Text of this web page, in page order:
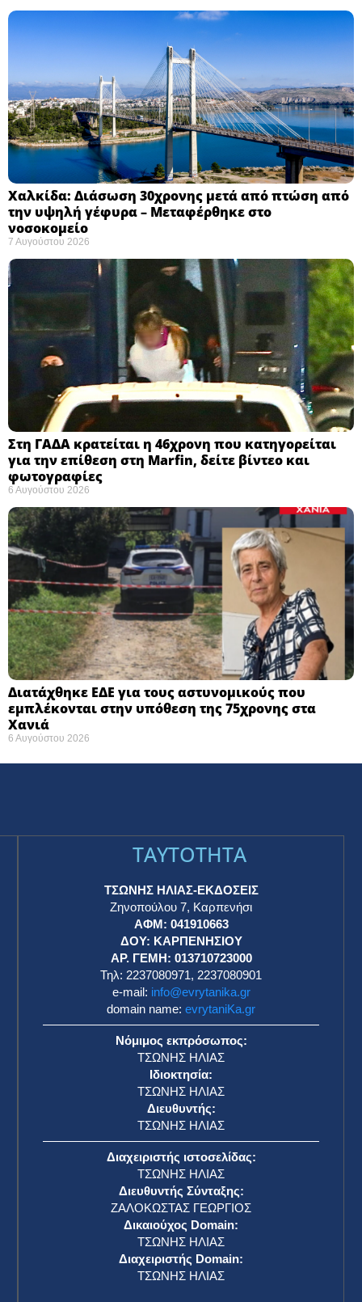
Χαλκίδα: Διάσωση 30χρονης μετά από πτώση από
την υψηλή γέφυρα – Μεταφέρθηκε στο
νοσοκομείο ​
7 Αυγούστου 2026
Στη ΓΑΔΑ κρατείται η 46χρονη που κατηγορείται
για την επίθεση στη Marfin, δείτε βίντεο και
φωτογραφίες
6 Αυγούστου 2026
Διατάχθηκε ΕΔΕ για τους αστυνομικούς που
εμπλέκονται στην υπόθεση της 75χρονης στα
Χανιά
6 Αυγούστου 2026
TAYTOTHTA
ΤΣΩΝΗΣ ΗΛΙΑΣ-ΕΚΔΟΣΕΙΣ
Ζηνοπούλου 7, Καρπενήσι
ΑΦΜ: 041910663
ΔΟΥ: ΚΑΡΠΕΝΗΣΙΟΥ
ΑΡ. ΓΕΜΗ: 013710723000
Τηλ: 2237080971, 2237080901
e-mail: info@evrytanika.gr
domain name: evrytaniKa.gr
Νόμιμος εκπρόσωπος:
ΤΣΩΝΗΣ ΗΛΙΑΣ
Ιδιοκτησία:
ΤΣΩΝΗΣ ΗΛΙΑΣ
Διευθυντής:
ΤΣΩΝΗΣ ΗΛΙΑΣ
Διαχειριστής ιστοσελίδας:
ΤΣΩΝΗΣ ΗΛΙΑΣ
Διευθυντής Σύνταξης:
ΖΑΛΟΚΩΣΤΑΣ ΓΕΩΡΓΙΟΣ
Δικαιούχος Domain:
ΤΣΩΝΗΣ ΗΛΙΑΣ
Διαχειριστής Domain:
ΤΣΩΝΗΣ ΗΛΙΑΣ